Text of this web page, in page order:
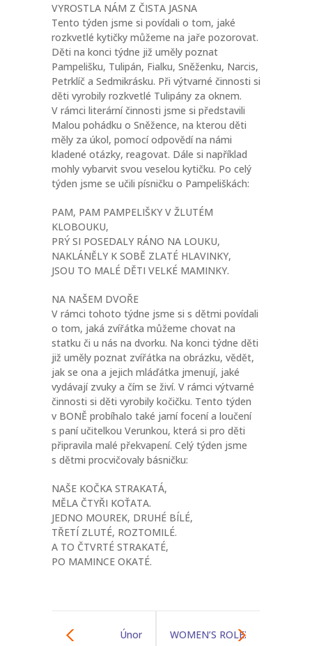
VYROSTLA NÁM Z ČISTA JASNA
Tento týden jsme si povídali o tom, jaké
rozkvetlé kytičky můžeme na jaře pozorovat.
Děti na konci týdne již uměly poznat
Pampelišku, Tulipán, Fialku, Sněženku, Narcis,
Petrklíč a Sedmikrásku. Při výtvarné činnosti si
děti vyrobily rozkvetlé Tulipány za oknem.
V rámci literární činnosti jsme si představili
Malou pohádku o Sněžence, na kterou děti
měly za úkol, pomocí odpovědí na námi
kladené otázky, reagovat. Dále si například
mohly vybarvit svou veselou kytičku. Po celý
týden jsme se učili písničku o Pampeliškách:
PAM, PAM PAMPELIŠKY V ŽLUTÉM
KLOBOUKU,
PRÝ SI POSEDALY RÁNO NA LOUKU,
NAKLÁNĚLY K SOBĚ ZLATÉ HLAVINKY,
JSOU TO MALÉ DĚTI VELKÉ MAMINKY.
NA NAŠEM DVOŘE
V rámci tohoto týdne jsme si s dětmi povídali
o tom, jaká zvířátka můžeme chovat na
statku či u nás na dvorku. Na konci týdne děti
již uměly poznat zvířátka na obrázku, vědět,
jak se ona a jejich mláďátka jmenují, jaké
vydávají zvuky a čím se živí. V rámci výtvarné
činnosti si děti vyrobily kočičku. Tento týden
v BONĚ probíhalo také jarní focení a loučení
s paní učitelkou Verunkou, která si pro děti
připravila malé překvapení. Celý týden jsme
s dětmi procvičovaly básničku:
NAŠE KOČKA STRAKATÁ,
MĚLA ČTYŘI KOŤATA.
JEDNO MOUREK, DRUHÉ BÍLÉ,
TŘETÍ ZLUTÉ, ROZTOMILÉ.
A TO ČTVRTÉ STRAKATÉ,
PO MAMINCE OKATÉ.
Únor WOMEN’S ROLEX